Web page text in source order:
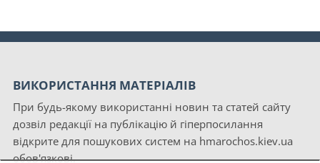
ВИКОРИСТАННЯ МАТЕРІАЛІВ
При будь-якому використанні новин та статей сайту
дозвіл редакції на публікацію й гіперпосилання
відкрите для пошукових систем на hmarochos.kiev.ua
обов'язкові.